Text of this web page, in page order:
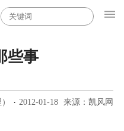
些事
· 2012-01-18 来源：凯风网